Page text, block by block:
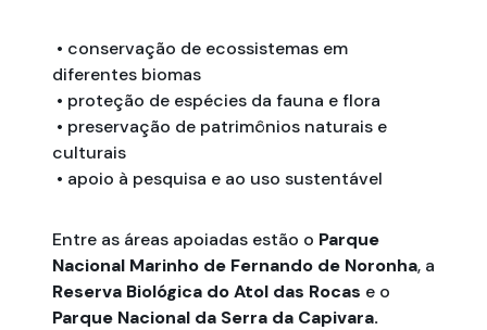
• conservação de ecossistemas em
diferentes biomas
• proteção de espécies da fauna e flora
• preservação de patrimônios naturais e
culturais
• apoio à pesquisa e ao uso sustentável
Entre as áreas apoiadas estão o Parque
Nacional Marinho de Fernando de Noronha, a
Reserva Biológica do Atol das Rocas e o
Parque Nacional da Serra da Capivara.